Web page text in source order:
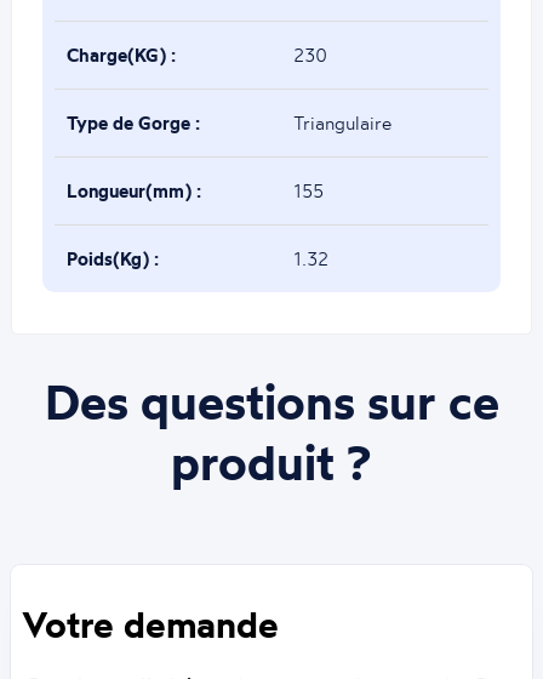
trous(mm) :
Charge(KG) : 230
Type de Gorge : Triangulaire
Longueur(mm) : 155
Poids(Kg) : 1.32
Des questions sur ce
produit ?
Votre demande